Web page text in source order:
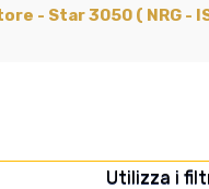
- Star 3050 ( NRG -
Utilizza i